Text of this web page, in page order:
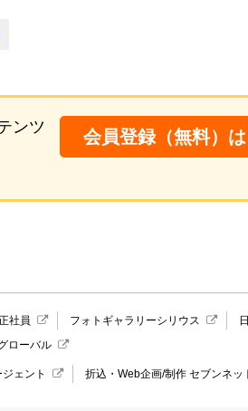
ンツ
会員登録（無料）
社員 フォトギャラリーシリウス
ローバル
ェント 折込・Web企画/制作 セブンネッ